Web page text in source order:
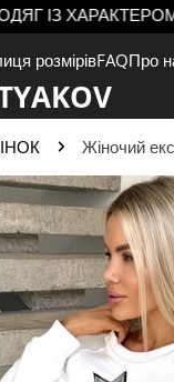
ІЗ ХАРАКТЕРОМ
розмірівFAQПро